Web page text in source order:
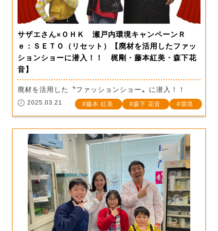
サザエさん×ＯＨＫ 瀬戸内環境キャンペーンＲ
ｅ：ＳＥＴＯ（リセット）【廃材を活用したファッ
ションショーに潜入！！ 梶剛・藤本紅美・森下花
音】
廃材を活用した〝ファッションショー〟に潜入！！
2025.03.21 藤本 紅美 森下 花音 環境